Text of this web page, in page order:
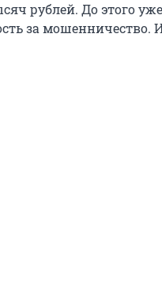
рублей. До этого
за мошенничество.